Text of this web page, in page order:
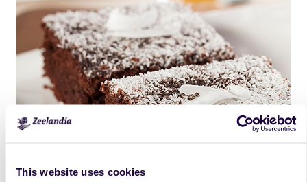
This website uses cookies